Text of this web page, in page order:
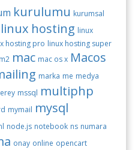
kurulumu kurumsal
linux hosting linux
hosting pro linux hosting super
m2 mac mac os x Macos
marka me medya
mssql multiphp
mymail mysql
node.js notebook ns numara
onay online opencart